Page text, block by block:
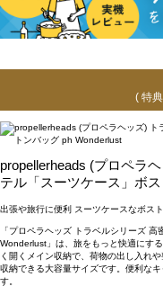
( 特
propellerheads (プロペラ
テル「スーツケース」ボ
出張や旅行に便利 スーツケースなボス
「プロペラヘッズ トラベルシリーズ
Wonderlust」は、旅をもっと快適にす
く開くメイン収納で、荷物の出し入れ
収納できる大容量サイズです。便利な
す。